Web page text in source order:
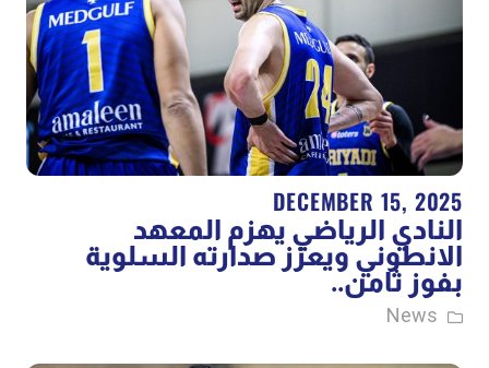
DECEMBER 15, 2025
النادي الرياضي يهزم المعهد
الانطوني ويعزز صدارته السلوية
بفوز ثامن..
News